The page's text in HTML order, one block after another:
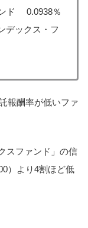
ド 0.0938％
デックス・フ
報酬率が低いファ
スファンド」の信
）より4割ほど低